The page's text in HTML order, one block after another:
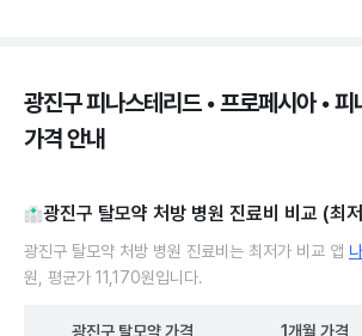
광진구 피나스테리드 • 프로페시아 •
가격 안내
광진구 탈모약 처방 병원 진료비 비교 (최
광진구 탈모약 처방 병원 진료비는 최저가 비교 앱
원, 평균가 11,170원입니다.
광진구 탈모약가격 1개월 가격